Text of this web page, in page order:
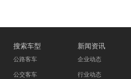
搜索车型
公路客车
公交客车
新闻资讯
企业动态
行业动态